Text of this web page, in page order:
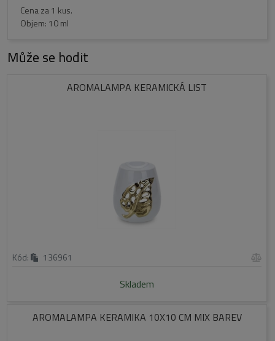
Cena za 1 kus.
Objem: 10 ml
Může se hodit
AROMALAMPA KERAMICKÁ LIST
Kód: 136961
Skladem
AROMALAMPA KERAMIKA 10X10 CM MIX BAREV